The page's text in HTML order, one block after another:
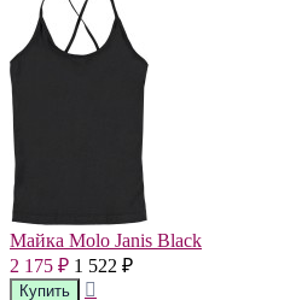
Майка Molo Janis Black
2 175 ₽ 1 522 ₽